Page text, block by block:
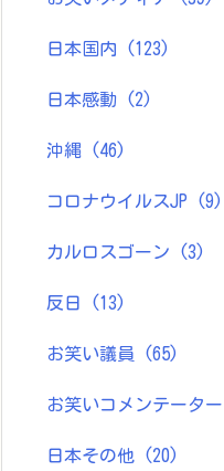
日本国内 (123)
日本感動 (2)
沖縄 (46)
コロナウイルスJP (9)
カルロスゴーン (3)
反日 (13)
お笑い議員 (65)
お笑いコメンテーター
日本その他 (20)